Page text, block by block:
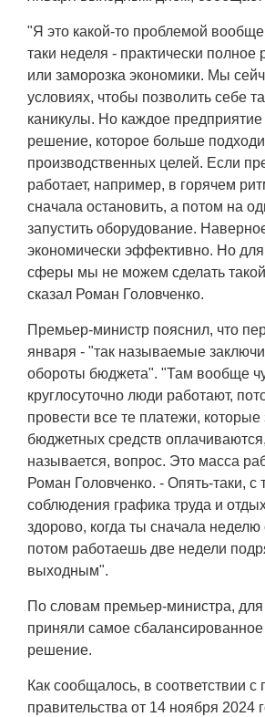
Еще
"Я это какой-то проблемой
таки неделя - практически
или заморозка экономики. Мы
условиях, чтобы позволить себе
каникулы. Но каждое
решение, которое больше
производственных целей. Если
работает, например, в горячем
сначала остановить, а потом на
запустить оборудование.
экономически эффективно. Но
сферы мы не можем сделать
сказал Роман Головченко.
Премьер-министр пояснил, что
января - "так называемые
обороты бюджета". "Там вообще
круглосуточно люди работают,
провести все те платежи, которые
бюджетных средств
называется, вопрос. Это масса
Роман Головченко. - Опять-таки, с
соблюдения графика труда и
здорово, когда ты сначала
потом работаешь две недели
выходным".
По словам премьер-министра, для
приняли самое
решение.
Как сообщалось, в соответствии с
правительства от 14 ноября 2024